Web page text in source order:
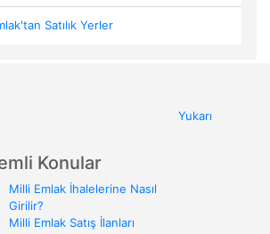
Satılık Yerler
Yukarı
Konular
Milli Emlak İhalelerine Nasıl
Girilir?
Milli Emlak Satış İlanları